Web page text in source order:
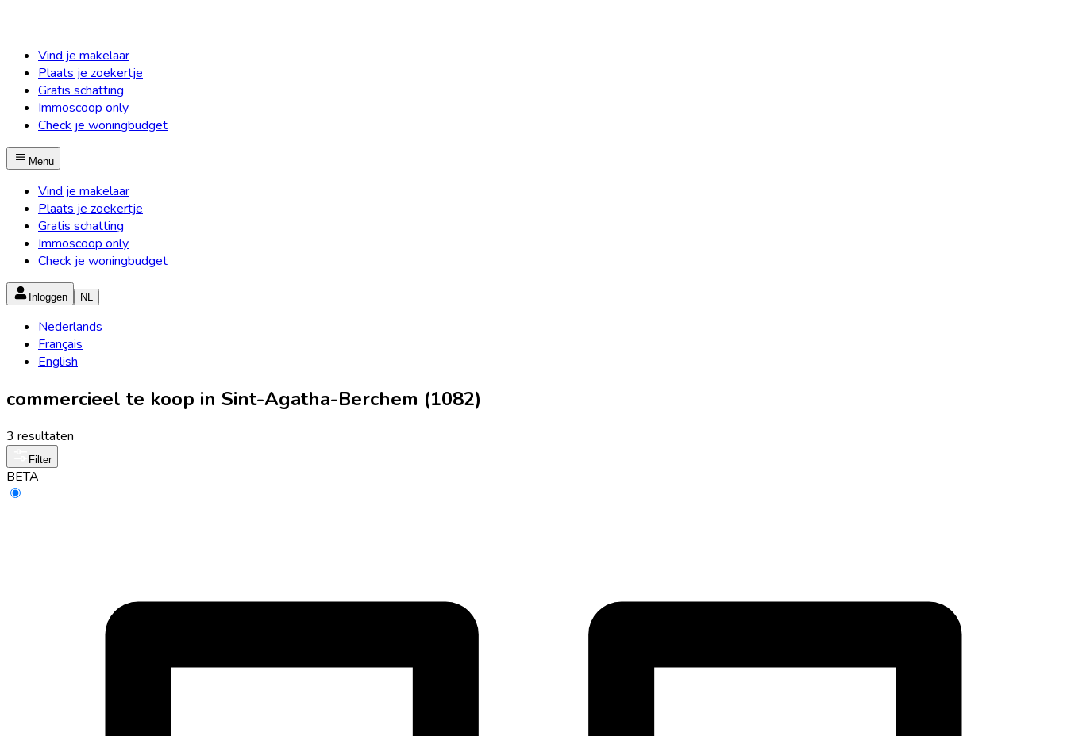
Vind je makelaar
Plaats je zoekertje
Gratis schatting
Immoscoop only
Check je woningbudget
Menu
Vind je makelaar
Plaats je zoekertje
Gratis schatting
Immoscoop only
Check je woningbudget
Inloggen NL
Nederlands
Français
English
commercieel te koop in Sint-Agatha-Berchem (1082)
3 resultaten
Filter
BETA